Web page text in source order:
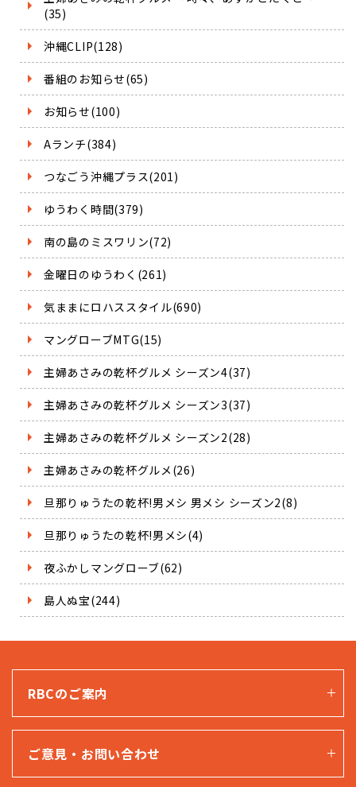
(35)
沖縄CLIP(128)
番組のお知らせ(65)
お知らせ(100)
Aランチ(384)
つなごう沖縄プラス(201)
ゆうわく時間(379)
南の島のミスワリン(72)
金曜日のゆうわく(261)
気ままにロハススタイル(690)
マングローブMTG(15)
主婦あさみの乾杯グルメ シーズン4(37)
主婦あさみの乾杯グルメ シーズン3(37)
主婦あさみの乾杯グルメ シーズン2(28)
主婦あさみの乾杯グルメ(26)
旦那りゅうたの乾杯!男メシ 男メシ シーズン2(8)
旦那りゅうたの乾杯!男メシ(4)
夜ふかしマングローブ(62)
島人ぬ宝(244)
RBCのご案内
ご意見・お問い合わせ